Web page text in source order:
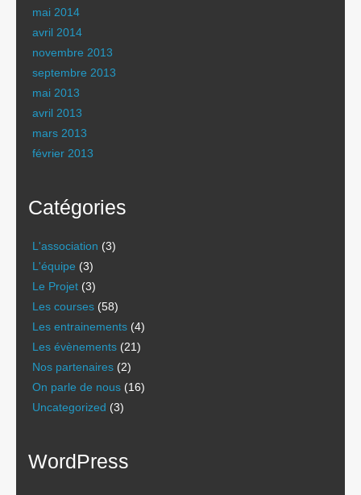
mai 2014
avril 2014
novembre 2013
septembre 2013
mai 2013
avril 2013
mars 2013
février 2013
Catégories
L'association (3)
L'équipe (3)
Le Projet (3)
Les courses (58)
Les entrainements (4)
Les évènements (21)
Nos partenaires (2)
On parle de nous (16)
Uncategorized (3)
WordPress